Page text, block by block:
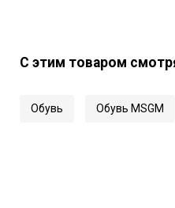
С этим товаром
Обувь Обувь MSGM